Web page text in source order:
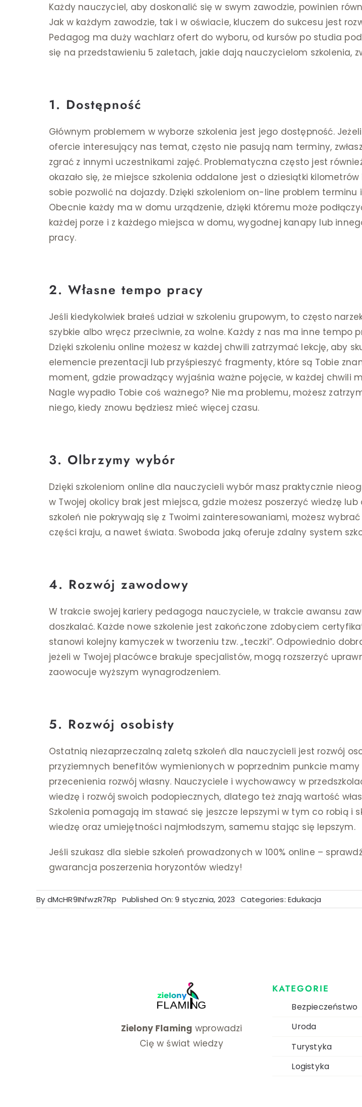
Każdy nauczyciel, aby doskonalić się w swym zawodzie, powinien
Jak w każdym zawodzie, tak i w oświacie, kluczem do sukcesu jest
Pedagog ma duży wachlarz ofert do wyboru, od kursów po studia
się na przedstawieniu 5 zaletach, jakie dają nauczycielom szkolenia,
1. Dostępność
Głównym problemem w wyborze szkolenia jest jego dostępność.
ofercie interesujący nas temat, często nie pasują nam terminy,
zgrać z innymi uczestnikami zajęć. Problematyczna często jest
okazało się, że miejsce szkolenia oddalone jest o dziesiątki
sobie pozwolić na dojazdy. Dzięki szkoleniom on-line problem terminu
Obecnie każdy ma w domu urządzenie, dzięki któremu może
każdej porze i z każdego miejsca w domu, wygodnej kanapy lub
pracy.
2. Własne tempo pracy
Jeśli kiedykolwiek brałeś udział w szkoleniu grupowym, to często
szybkie albo wręcz przeciwnie, za wolne. Każdy z nas ma inne tempo
Dzięki szkoleniu online możesz w każdej chwili zatrzymać lekcję, aby
elemencie prezentacji lub przyśpieszyć fragmenty, które są Tobie
moment, gdzie prowadzący wyjaśnia ważne pojęcie, w każdej chwili
Nagle wypadło Tobie coś ważnego? Nie ma problemu, możesz
niego, kiedy znowu będziesz mieć więcej czasu.
3. Olbrzymy wybór
Dzięki szkoleniom online dla nauczycieli wybór masz praktycznie
w Twojej okolicy brak jest miejsca, gdzie możesz poszerzyć wiedzę
szkoleń nie pokrywają się z Twoimi zainteresowaniami, możesz
części kraju, a nawet świata. Swoboda jaką oferuje zdalny system
4. Rozwój zawodowy
W trakcie swojej kariery pedagoga nauczyciele, w trakcie awansu
doszkalać. Każde nowe szkolenie jest zakończone zdobyciem
stanowi kolejny kamyczek w tworzeniu tzw. „teczki”. Odpowiednio
jeżeli w Twojej placówce brakuje specjalistów, mogą rozszerzyć
zaowocuje wyższym wynagrodzeniem.
5. Rozwój osobisty
Ostatnią niezaprzeczalną zaletą szkoleń dla nauczycieli jest rozwój
przyziemnych benefitów wymienionych w poprzednim punkcie mamy
przecenienia rozwój własny. Nauczyciele i wychowawcy w
wiedzę i rozwój swoich podopiecznych, dlatego też znają wartość
Szkolenia pomagają im stawać się jeszcze lepszymi w tym co robią i
wiedzę oraz umiejętności najmłodszym, samemu stając się lepszym.
Jeśli szukasz dla siebie szkoleń prowadzonych w 100% online –
gwarancja poszerzenia horyzontów wiedzy!
By dMcHR9INfwzR7Rp Published On: 9 stycznia, 2023 Categories: Edukacja
Zielony Flaming wprowadzi
Cię w świat wiedzy
KATEGORIE
Bezpieczeństwo
Uroda
Turystyka
Logistyka